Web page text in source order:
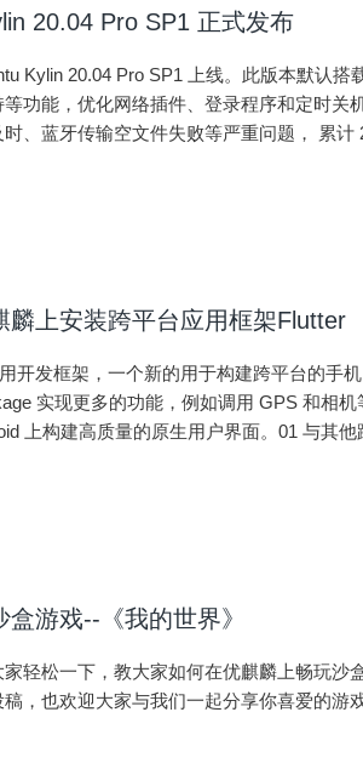
20.04 Pro SP1 正式发布
Kylin 20.04 Pro SP1 上线。此版本默认搭
功能，优化网络插件、登录程序和定时关
、蓝牙传输空文件失败等严重问题， 累计
上安装跨平台应用框架Flutter
开发框架，一个新的用于构建跨平台的手
实现更多的功能，例如调用 GPS 和相
上构建高质量的原生用户界面。01 与其他
游戏--《我的世界》
轻松一下，教大家如何在优麒麟上畅玩沙
，也欢迎大家与我们一起分享你喜爱的游